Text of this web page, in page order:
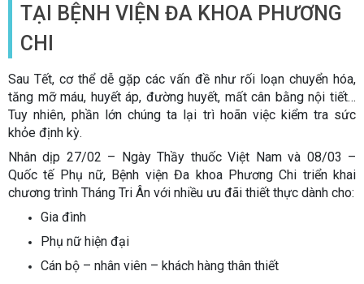
TẠI BỆNH VIỆN ĐA KHOA PHƯƠNG
CHI
Sau Tết, cơ thể dễ gặp các vấn đề như rối loạn chuyển hóa,
tăng mỡ máu, huyết áp, đường huyết, mất cân bằng nội tiết…
Tuy nhiên, phần lớn chúng ta lại trì hoãn việc kiểm tra sức
khỏe định kỳ.
Nhân dịp 27/02 – Ngày Thầy thuốc Việt Nam và 08/03 –
Quốc tế Phụ nữ, Bệnh viện Đa khoa Phương Chi triển khai
chương trình Tháng Tri Ân với nhiều ưu đãi thiết thực dành cho:
Gia đình
Phụ nữ hiện đại
Cán bộ – nhân viên – khách hàng thân thiết